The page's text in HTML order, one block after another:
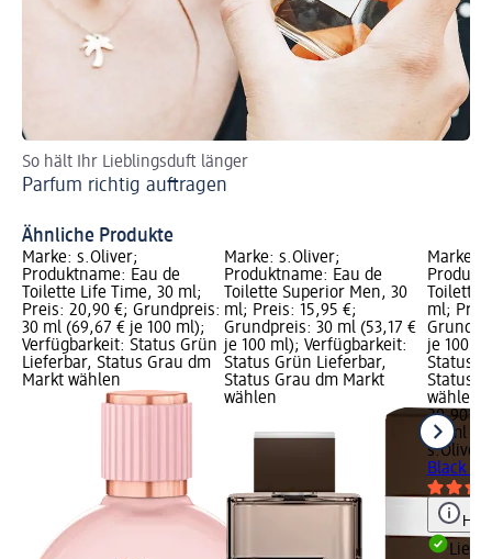
So hält Ihr Lieblingsduft länger
Parfum richtig auftragen
Ähnliche Produkte
Marke: s.Oliver;
Produktname: Eau de
Toilette Life Time, 30 ml;
Preis: 20,90 €; Grundpreis:
30 ml (69,67 € je 100 ml);
Verfügbarkeit: Status Grün
Lieferbar, Status Grau dm
Markt wählen
Marke: s.Oliver;
Produktname: Eau de
Toilette Superior Men, 30
ml; Preis: 15,95 €;
Grundpreis: 30 ml (53,17 €
je 100 ml); Verfügbarkeit:
Status Grün Lieferbar,
Status Grau dm Markt
wählen
Marke:
Toilette
ml;
je 100
Status
Status
wählen
20,90 €
30 ml
s.Oliver
Black